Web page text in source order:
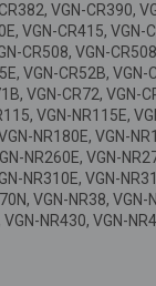
VGN-CR390,
VGN-CR415,
CR508, VGN-
VGN-CR52B,
VGN-CR72,
VGN-NR115E,
NR180E, VGN-
NR260E, VGN-
NR310E, VGN-
VGN-NR38,
NR430, VGN-